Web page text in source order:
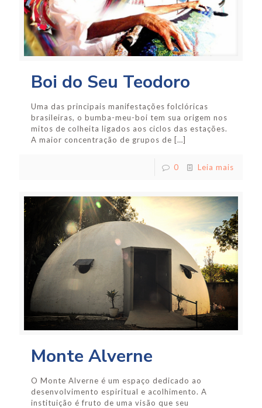
Boi do Seu Teodoro
Uma das principais manifestações folclóricas
brasileiras, o bumba-meu-boi tem sua origem nos
mitos de colheita ligados aos ciclos das estações.
A maior concentração de grupos de […]
0 Leia mais
Monte Alverne
O Monte Alverne é um espaço dedicado ao
desenvolvimento espiritual e acolhimento. A
instituição é fruto de uma visão que seu